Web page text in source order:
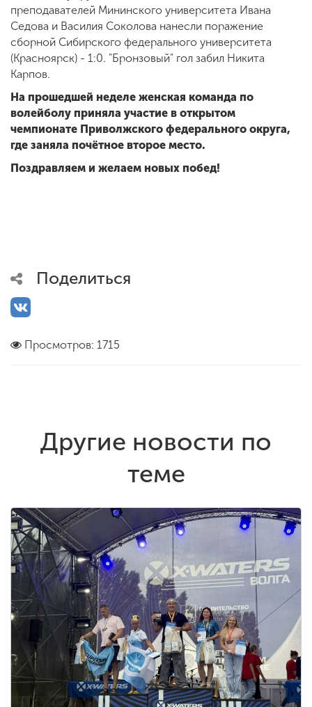
преподавателей Мининского университета Ивана
Седова и Василия Соколова нанесли поражение
сборной Сибирского федерального университета
(Красноярск) - 1:0. "Бронзовый" гол забил Никита
Карпов.
На прошедшей неделе женская команда по
волейболу приняла участие в открытом
чемпионате Приволжского федерального округа,
где заняла почётное второе место.
Поздравляем и желаем новых побед!
Поделиться
Просмотров: 1715
Другие новости по
теме